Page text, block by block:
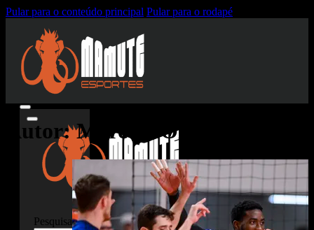
Pular para o conteúdo principal Pular para o rodapé
Pesquisar
Autor:Marcelo Oliveira